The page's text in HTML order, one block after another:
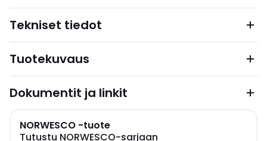
Tekniset tiedot
Tuotekuvaus
Dokumentit ja linkit
NORWESCO -tuote
Tutustu NORWESCO-sarjaan